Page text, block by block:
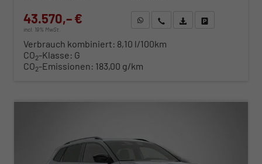
43.570,– €
incl. 19% MwSt.
WhatsApp anfragen
Wir rufen Sie anFahrzeugexposé (PDF)
Verbrauch kombiniert: 8,10 l/100km
CO2-Klasse: G
CO2-Emissionen: 183,00 g/km